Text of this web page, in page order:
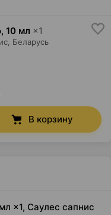
, 10 мл ×1
, Беларусь
В корзину
×1, Саулес сапнис